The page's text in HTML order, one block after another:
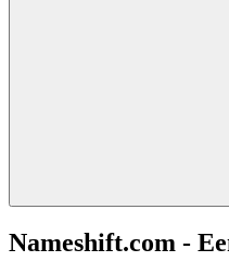
Nameshift.com -